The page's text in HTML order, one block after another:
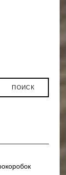
ПОИСК